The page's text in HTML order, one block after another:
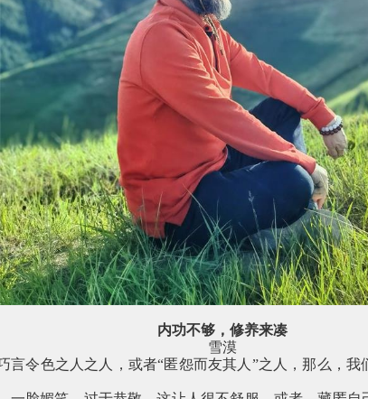
内功不够，修养来凑
雪漠
言令色之人之人，或者“匿怨而友其人”之人，那么，